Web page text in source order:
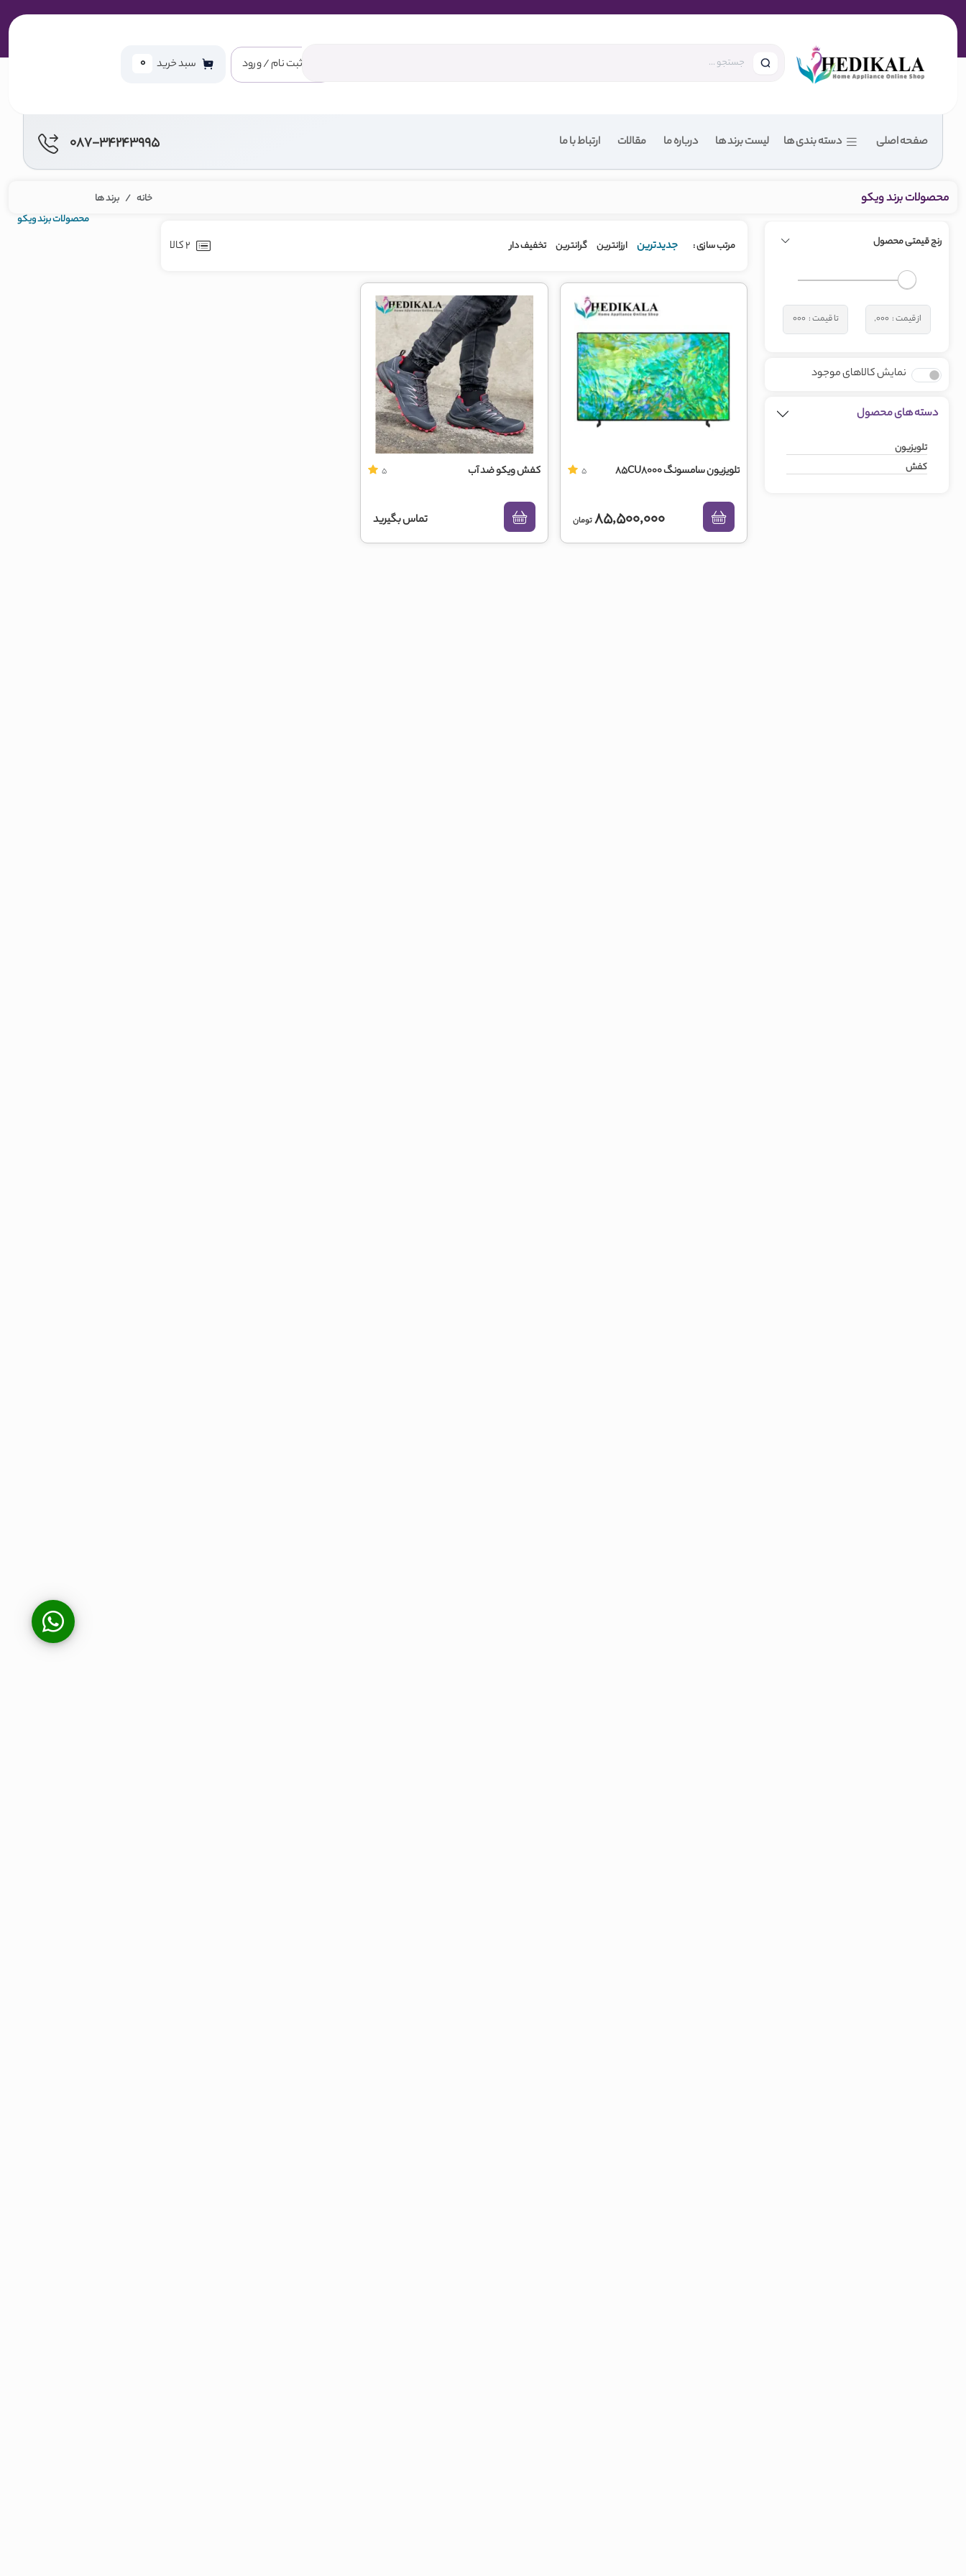
ثبت نام / ورود سبد خرید 0
صفحه اصلی دسته بندی ها لیست برند ها درباره ما مقالات ارتباط با ما 087-34243995
خانه
برند ها
محصولات برند ویکو
محصولات برند ویکو
رنج قیمتی محصول
نمایش کالاهای موجود
دسته های محصول
تلویزیون
کفش
مرتب‌ سازی : جدیدترین ارزانترین گرانترین تخفیف دار 2 کالا
تلویزیون سامسونگ 85CU8000 5
85,500,000تومان
کفش ویکو ضد آب 5
تماس بگیرید